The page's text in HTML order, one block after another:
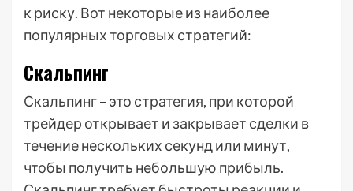
к риску. Вот некоторые из наиболее
популярных торговых стратегий:
Скальпинг
Скальпинг – это стратегия, при которой
трейдер открывает и закрывает сделки в
течение нескольких секунд или минут,
чтобы получить небольшую прибыль.